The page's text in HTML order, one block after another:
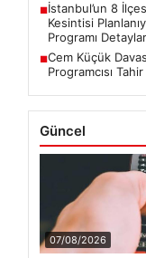
■İstanbul’un 8
Kesintisi
Programı
■Cem Küçük
Programcısı
Güncel
07/08/2026